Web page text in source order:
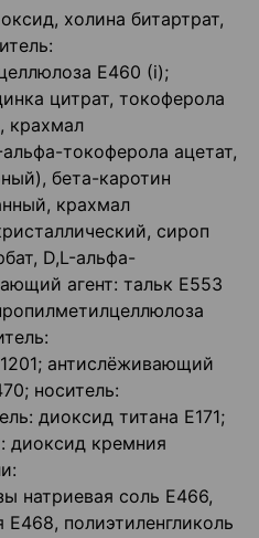
холина битартрат,
Е460 (i);
цитрат, токоферола
крахмал
токоферола ацетат,
бета-каротин
крахмал
сироп
D,L-альфа-
агент: тальк Е553
антислёживающий
носитель:
диоксид титана Е171;
диоксид кремния
натриевая соль Е466,
полиэтиленгликоль